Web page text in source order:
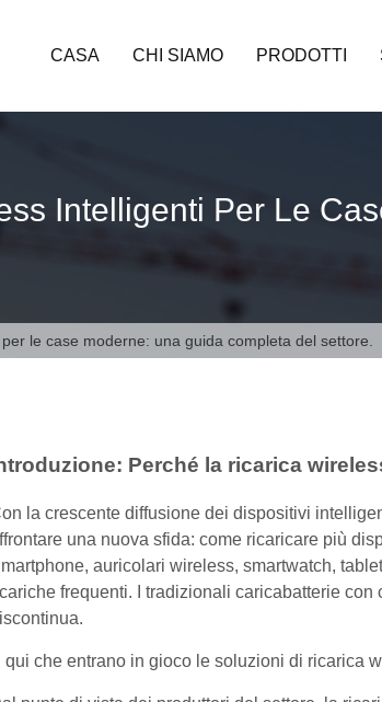
CASA CHI SIAMO PRODOTTI
Intelligenti Per Le
le case moderne: una guida completa del settore.
Perché la ricarica
la crescente diffusione dei dispositivi
una nuova sfida: come ricaricare più
auricolari wireless, smartwatch,
frequenti. I tradizionali caricabatterie
qui che entrano in gioco le soluzioni di ricarica